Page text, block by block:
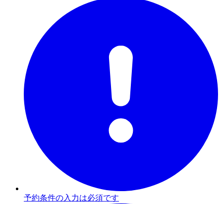
予約条件の入力は必須です